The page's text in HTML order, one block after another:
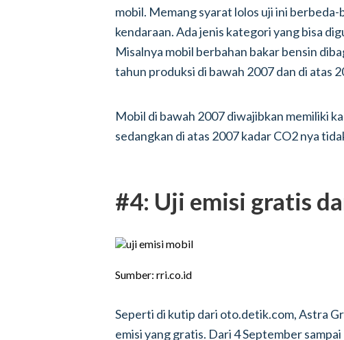
mobil. Memang syarat lolos uji ini
kendaraan. Ada jenis kategori yang bisa
Misalnya mobil berbahan bakar bensin
tahun produksi di bawah 2007 dan di atas
Mobil di bawah 2007 diwajibkan memiliki
sedangkan di atas 2007 kadar CO2 nya
#4: Uji emisi gratis
Sumber: rri.co.id
Seperti di kutip dari oto.detik.com, Astra
emisi yang gratis. Dari 4 September